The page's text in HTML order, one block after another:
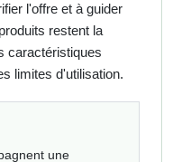
l'offre et à guider
restent la
caractéristiques
limites d'utilisation.
une